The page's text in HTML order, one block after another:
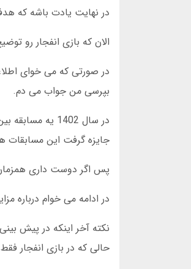
در نهایت یادت باشه که
الان که بازی انفجار رو
در صورتی که می خوای
بپرسی من جواب می دم.
جایزه گرفت این مسابقات
پس اگر دوست داری همزمان
در ادامه می خوام درباره
نکته آخر اینکه در پیش
حالی که در بازی انفجار